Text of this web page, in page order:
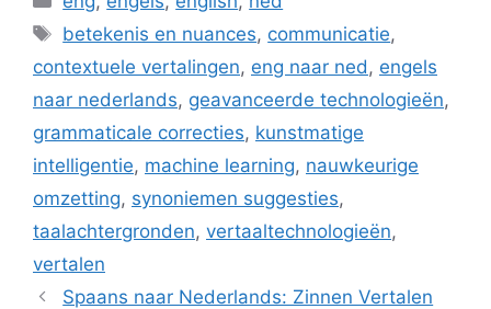
Tags
betekenis en nuances, communicatie,
contextuele vertalingen, eng naar ned , engels
naar nederlands, geavanceerde technologieën,
grammaticale correcties, kunstmatige
intelligentie, machine learning, nauwkeurige
omzetting, synoniemen suggesties,
taalachtergronden, vertaaltechnologieën,
vertalen
Spaans naar Nederlands: Zinnen Vertalen